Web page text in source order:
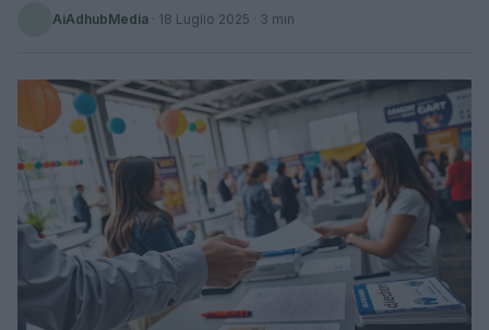
AiAdhubMedia · 18 Luglio 2025 · 3 min